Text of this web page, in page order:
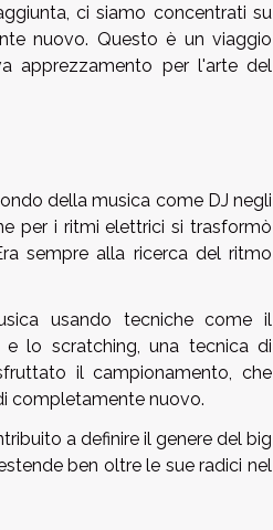
ci siamo concentrati su
nuovo. Questo è un viaggio
apprezzamento per l'arte del
della musica come DJ negli
per i ritmi elettrici si trasformò
sempre alla ricerca del ritmo
usando tecniche come il
e lo scratching, una tecnica di
il campionamento, che
completamente nuovo.
a definire il genere del big
ben oltre le sue radici nel